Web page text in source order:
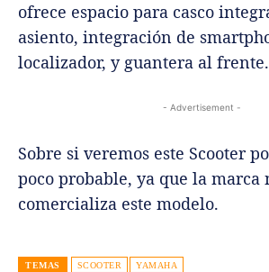
ofrece espacio para casco
asiento, integración de
localizador, y guantera al frente.
- Advertisement -
Sobre si veremos este Scooter
poco probable, ya que la marca
comercializa este modelo.
TEMAS SCOOTER YAMAHA